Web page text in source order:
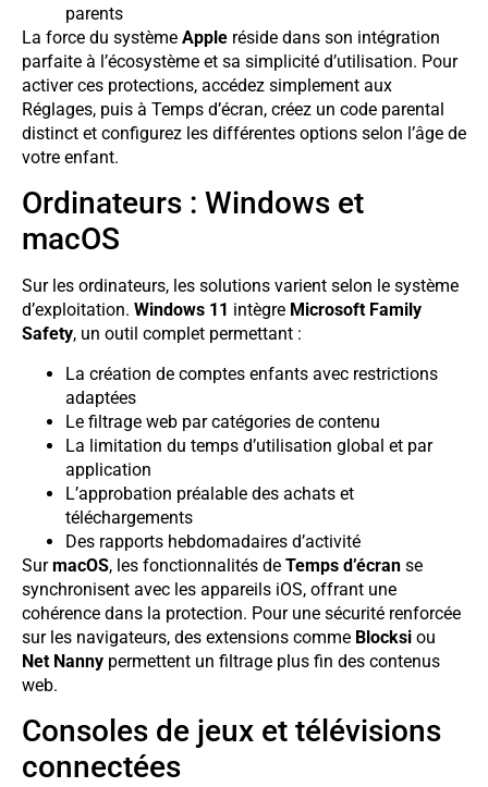
parents
La force du système Apple réside dans son intégration
parfaite à l’écosystème et sa simplicité d’utilisation. Pour
activer ces protections, accédez simplement aux
Réglages, puis à Temps d’écran, créez un code parental
distinct et configurez les différentes options selon l’âge de
votre enfant.
Ordinateurs : Windows et
macOS
Sur les ordinateurs, les solutions varient selon le système
d’exploitation. Windows 11 intègre Microsoft Family
Safety, un outil complet permettant :
La création de comptes enfants avec restrictions
adaptées
Le filtrage web par catégories de contenu
La limitation du temps d’utilisation global et par
application
L’approbation préalable des achats et
téléchargements
Des rapports hebdomadaires d’activité
SurmacOS, les fonctionnalités de Temps d’écran se
synchronisent avec les appareils iOS, offrant une
cohérence dans la protection. Pour une sécurité renforcée
sur les navigateurs, des extensions comme Blocksi ou
Net Nanny permettent un filtrage plus fin des contenus
web.
Consoles de jeux et télévisions
connectées